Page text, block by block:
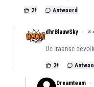
2+ Antwoord
dhrBlauwSky 26
De Iraanse
2+
Dreamteam